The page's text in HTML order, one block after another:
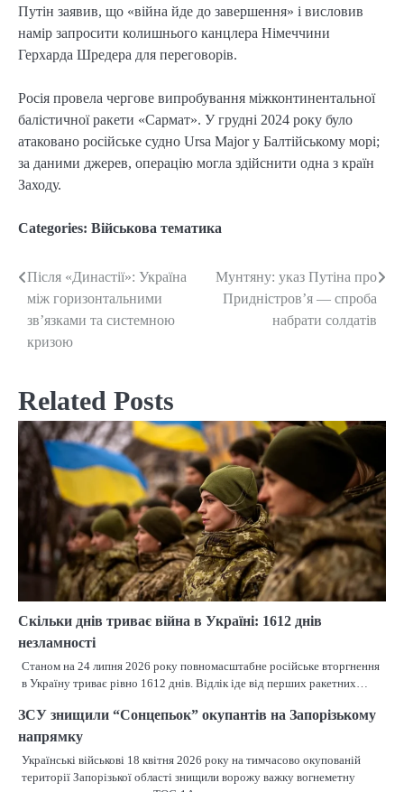
Путін заявив, що «війна йде до завершення» і висловив
намір запросити колишнього канцлера Німеччини
Герхарда Шредера для переговорів.
Росія провела чергове випробування міжконтинентальної
балістичної ракети «Сармат». У грудні 2024 року було
атаковано російське судно Ursa Major у Балтійському морі;
за даними джерев, операцію могла здійснити одна з країн
Заходу.
Categories: Військова тематика
Post
navigation
Після «Династії»: Україна
між горизонтальними
зв’язками та системною
кризою
Мунтяну: указ Путіна про
Придністров’я — спроба
набрати солдатів
Related Posts
Скільки днів триває війна в Україні: 1612 днів
незламності
Станом на 24 липня 2026 року повномасштабне російське вторгнення
в Україну триває рівно 1612 днів. Відлік іде від перших ракетних…
ЗСУ знищили “Сонцепьок” окупантів на Запорізькому
напрямку
Українські військові 18 квітня 2026 року на тимчасово окупованій
території Запорізької області знищили ворожу важку вогнеметну